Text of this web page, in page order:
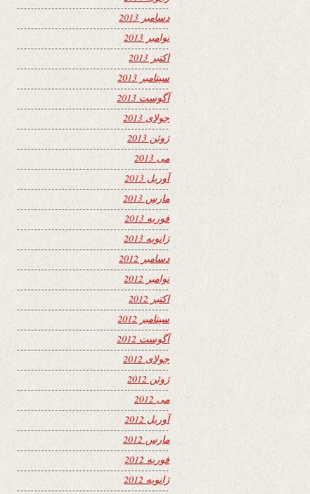
دسامبر 2013
نوامبر 2013
اکتبر 2013
سپتامبر 2013
آگوست 2013
جولای 2013
ژوئن 2013
می 2013
آوریل 2013
مارس 2013
فوریه 2013
ژانویه 2013
دسامبر 2012
نوامبر 2012
اکتبر 2012
سپتامبر 2012
آگوست 2012
جولای 2012
ژوئن 2012
می 2012
آوریل 2012
مارس 2012
فوریه 2012
ژانویه 2012